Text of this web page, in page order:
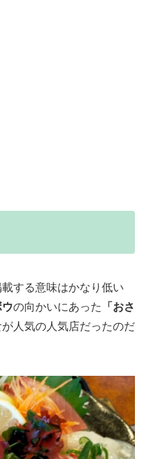
する意味はかなり低い
の向かいにあった
「おさ
人気の人気店だったのだ